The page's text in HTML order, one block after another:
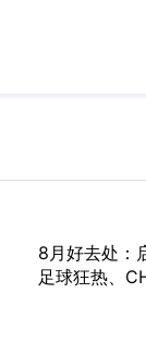
8月好去处：
足球狂热、